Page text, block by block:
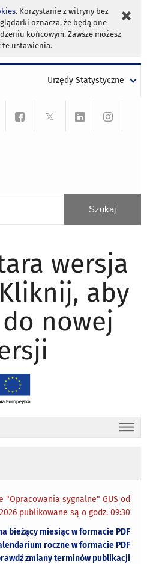
. Korzystanie z witryny bez
oznacza, że będą one
końcowym. Zawsze możesz
te ustawienia.
Urzędy Statystyczne
wersja
aby
nowej
"Opracowania sygnalne" GUS od
publikowane są o godz. 09:30
bieżący miesiąc w formacie PDF
roczne w formacie PDF
zmiany terminów publikacji